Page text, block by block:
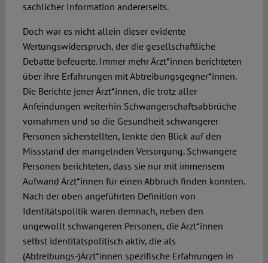
sachlicher Information andererseits.
Doch war es nicht allein dieser evidente
Wertungswiderspruch, der die gesellschaftliche
Debatte befeuerte. Immer mehr Ärzt*innen berichteten
über ihre Erfahrungen mit Abtreibungsgegner*innen.
Die Berichte jener Ärzt*innen, die trotz aller
Anfeindungen weiterhin Schwangerschaftsabbrüche
vornahmen und so die Gesundheit schwangerer
Personen sicherstellten, lenkte den Blick auf den
Missstand der mangelnden Versorgung. Schwangere
Personen berichteten, dass sie nur mit immensem
Aufwand Ärzt*innen für einen Abbruch finden konnten.
Nach der oben angeführten Definition von
Identitätspolitik waren demnach, neben den
ungewollt schwangeren Personen, die Ärzt*innen
selbst identitätspolitisch aktiv, die als
(Abtreibungs-)Ärzt*innen spezifische Erfahrungen in